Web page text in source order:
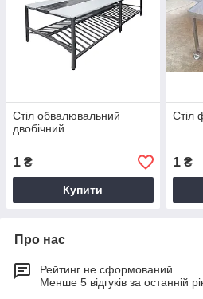
Стіл обвалювальний
двобічний
1 ₴
Купити
Стіл
1₴
Про нас
Рейтинг не сформований
Менше 5 відгуків за останній